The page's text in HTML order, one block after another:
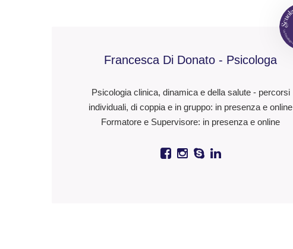
Francesca Di Donato - Psicologa
Psicologia clinica, dinamica e della salute - percorsi
individuali, di coppia e in gruppo: in presenza e online
Formatore e Supervisore: in presenza e online